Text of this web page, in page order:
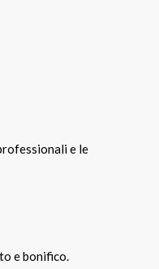
e le
e bonifico.